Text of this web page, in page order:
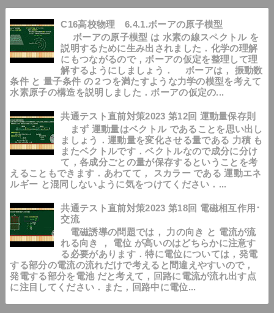
C16高校物理 6.4.1.ボーアの原子模型
ボーアの原子模型 は 水素の線スペクトル を
説明するために生み出されました．化学の理解
にもつながるので，ボーアの仮定を整理して理
解するようにしましょう． ボーアは， 振動数
条件 と 量子条件 の２つを満たすような力学の模型を考えて
水素原子の構造を説明しました．ボーアの仮定の...
共通テスト直前対策2023 第12回 運動量保存則
まず 運動量はベクトル であることを思い出し
ましょう．運動量を変化させる量である 力積 も
またベクトルです．ベクトルなので成分に分け
て，各成分ごとの量が保存するということを考
えることもできます．あわてて， スカラー である 運動エネ
ルギー と混同しないように気をつけてください．...
共通テスト直前対策2023 第18回 電磁相互作用･
交流
電磁誘導の問題では， 力の向き と 電流が流
れる向き ， 電位 が高いのはどちらかに注意す
る必要があります．特に電位については，発電
する部分の電流の流れだけで考えると間違えやすいので，
発電する部分を電池 だと考えて，回路に電流が流れ出す点
に注目してください．また，回路中に電位...